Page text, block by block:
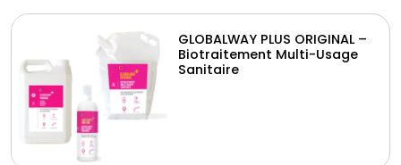
GLOBALWAY PLUS ORIGINAL –
Biotraitement Multi-Usage
Sanitaire